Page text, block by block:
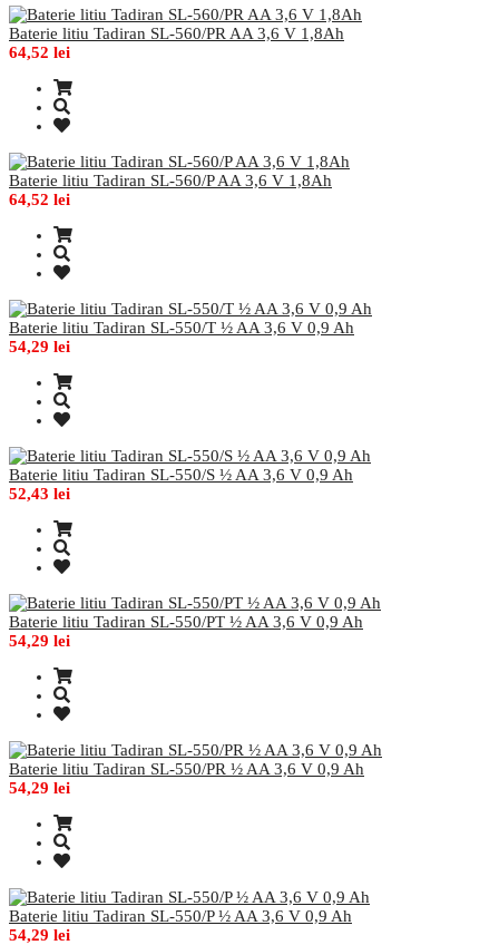
Baterie litiu Tadiran SL-560/PR AA 3,6 V 1,8Ah
64,52 lei
Baterie litiu Tadiran SL-560/P AA 3,6 V 1,8Ah
64,52 lei
Baterie litiu Tadiran SL-550/T ½ AA 3,6 V 0,9 Ah
54,29 lei
Baterie litiu Tadiran SL-550/S ½ AA 3,6 V 0,9 Ah
52,43 lei
Baterie litiu Tadiran SL-550/PT ½ AA 3,6 V 0,9 Ah
54,29 lei
Baterie litiu Tadiran SL-550/PR ½ AA 3,6 V 0,9 Ah
54,29 lei
Baterie litiu Tadiran SL-550/P ½ AA 3,6 V 0,9 Ah
54,29 lei